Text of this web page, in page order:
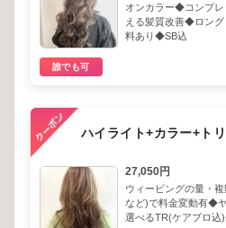
オンカラー◆コンプレ
える髪質改善◆ロン
料あり◆SB込
誰でも可
ハイライト+カラー+ト
27,050円
ウィービングの量・
など)で料金変動有◆
選べるTR(ケアプロ